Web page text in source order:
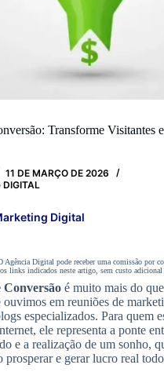
Transforme Visitantes
11 DE MARÇO DE 2026
DIGITAL
Digital
Agência Digital pode receber uma comissão por
links indicados neste artigo, sem custo adicional
é muito mais do
ouvimos em reuniões de
especializados. Para quem
ele representa a ponte
e a realização de um sonho,
prosperar e gerar lucro real